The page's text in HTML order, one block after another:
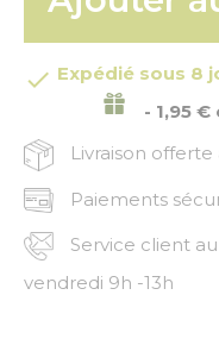
 Expédié sous 8
- 1,95
Livraison
Paiements
Service client
vendredi 9h -13h